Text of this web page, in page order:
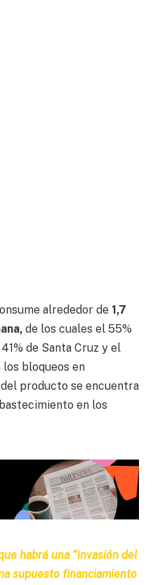
alrededor de 1,7
de los cuales el 55%
de Santa Cruz y el
los bloqueos en
producto se encuentra
en los
habrá una “invasión del
supuesto financiamiento